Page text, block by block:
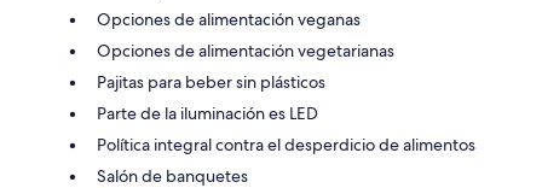
Opciones de alimentación veganas
Opciones de alimentación vegetarianas
Pajitas para beber sin plásticos
Parte de la iluminación es LED
Política integral contra el desperdicio de alimentos
Salón de banquetes